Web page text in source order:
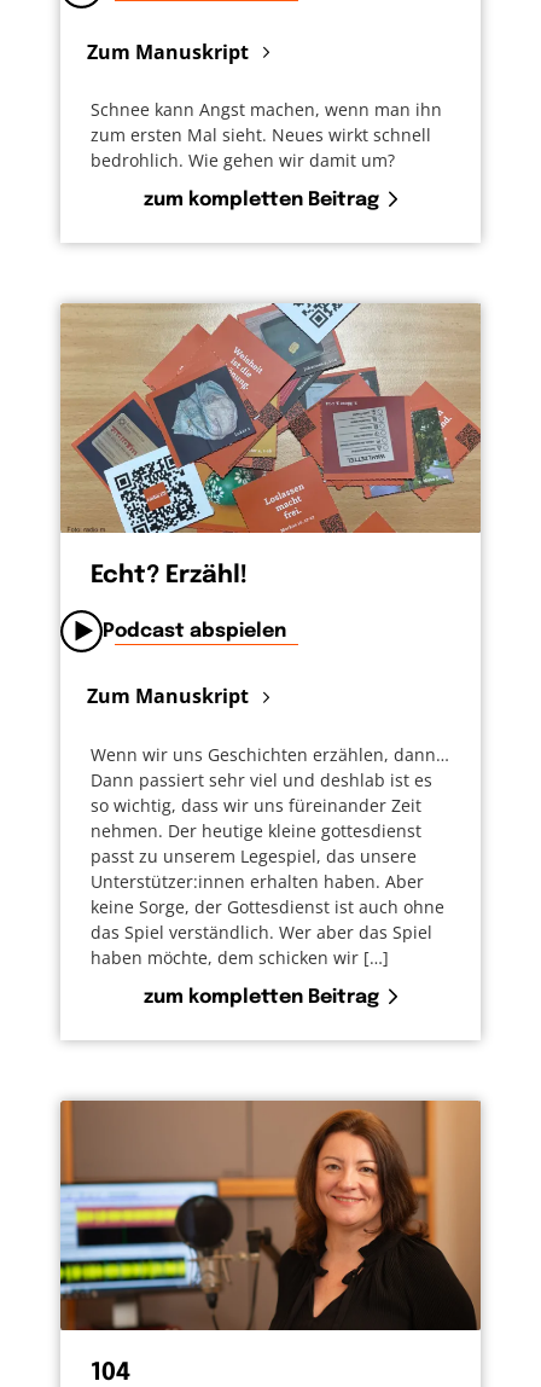
Zum Manuskript
Schnee kann Angst machen, wenn man ihn
zum ersten Mal sieht. Neues wirkt schnell
bedrohlich. Wie gehen wir damit um?
zum kompletten Beitrag
Echt? Erzähl!
Podcast abspielen
Zum Manuskript
Wenn wir uns Geschichten erzählen, dann…
Dann passiert sehr viel und deshlab ist es
so wichtig, dass wir uns füreinander Zeit
nehmen. Der heutige kleine gottesdienst
passt zu unserem Legespiel, das unsere
Unterstützer:innen erhalten haben. Aber
keine Sorge, der Gottesdienst ist auch ohne
das Spiel verständlich. Wer aber das Spiel
haben möchte, dem schicken wir […]
zum kompletten Beitrag
104